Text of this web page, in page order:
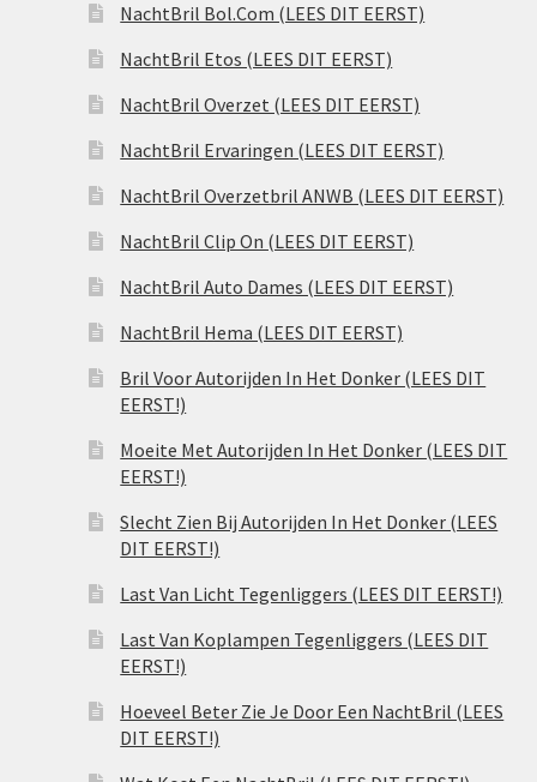
NachtBril Bol.Com (LEES DIT EERST)
NachtBril Etos (LEES DIT EERST)
NachtBril Overzet (LEES DIT EERST)
NachtBril Ervaringen (LEES DIT EERST)
NachtBril Overzetbril ANWB (LEES DIT EERST)
NachtBril Clip On (LEES DIT EERST)
NachtBril Auto Dames (LEES DIT EERST)
NachtBril Hema (LEES DIT EERST)
Bril Voor Autorijden In Het Donker (LEES DIT
EERST!)
Moeite Met Autorijden In Het Donker (LEES DIT
EERST!)
Slecht Zien Bij Autorijden In Het Donker (LEES
DIT EERST!)
Last Van Licht Tegenliggers (LEES DIT EERST!)
Last Van Koplampen Tegenliggers (LEES DIT
EERST!)
Hoeveel Beter Zie Je Door Een NachtBril (LEES
DIT EERST!)